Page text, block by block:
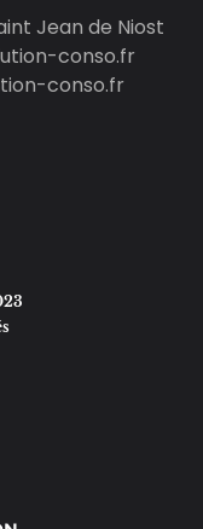
Jean de Niost
conso.fr
conso.fr